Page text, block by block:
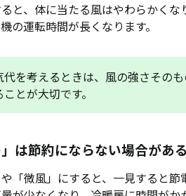
と、体に当たる風はやわらかく
の運転時間が長くなります。
代を考えるときは、風の強さその
とが大切です。
は節約にならない場合がある
「微風」にすると、一見すると